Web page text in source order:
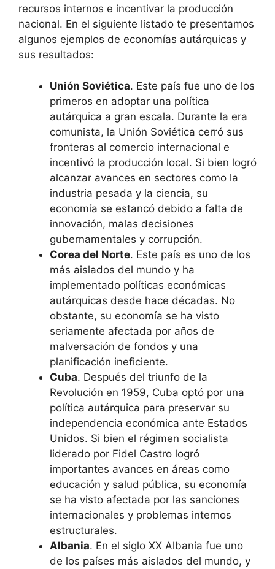
recursos internos e incentivar la producción
nacional. En el siguiente listado te presentamos
algunos ejemplos de economías autárquicas y
sus resultados:
Unión Soviética. Este país fue uno de los
primeros en adoptar una política
autárquica a gran escala. Durante la era
comunista, la Unión Soviética cerró sus
fronteras al comercio internacional e
incentivó la producción local. Si bien logró
alcanzar avances en sectores como la
industria pesada y la ciencia, su
economía se estancó debido a falta de
innovación, malas decisiones
gubernamentales y corrupción.
Corea del Norte. Este país es uno de los
más aislados del mundo y ha
implementado políticas económicas
autárquicas desde hace décadas. No
obstante, su economía se ha visto
seriamente afectada por años de
malversación de fondos y una
planificación ineficiente.
Cuba. Después del triunfo de la
Revolución en 1959, Cuba optó por una
política autárquica para preservar su
independencia económica ante Estados
Unidos. Si bien el régimen socialista
liderado por Fidel Castro logró
importantes avances en áreas como
educación y salud pública, su economía
se ha visto afectada por las sanciones
internacionales y problemas internos
estructurales.
Albania. En el siglo XX Albania fue uno
de los países más aislados del mundo, y